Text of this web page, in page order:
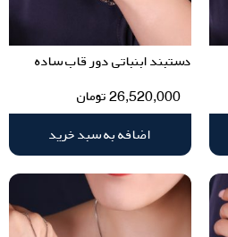
دستبند ابنباتی دور قاب ساده
26,520,000تومان
اضافه به سبد خرید